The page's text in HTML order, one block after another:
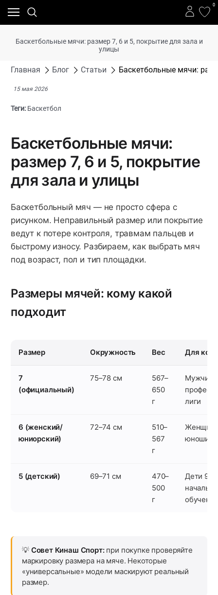
0
Баскетбольные мячи: размер 7, 6 и 5, покрытие для зала и
улицы
Главная Блог Статьи Баскетбольные мячи:
15 мая 2026
Теги: Баскетбол
Баскетбольные мячи:
размер 7, 6 и 5, покрытие
для зала и улицы
Баскетбольный мяч — не просто сфера с
рисунком. Неправильный размер или покрытие
ведут к потере контроля, травмам пальцев и
быстрому износу. Разбираем, как выбрать мяч
под возраст, пол и тип площадки.
Размеры мячей: кому какой
подходит
Размер Окружность Вес Для кого
7
(официальный)
75–78 см
567–
650
г
лиги
6 (женский/
юниорский)
72–74 см
510–
567
г
юноши
5 (детский) 69–71 см
470–
500
г
Дети
обучения
💡 Совет Кинаш Спорт:при покупке проверяйте
маркировку размера на мяче. Некоторые
«универсальные» модели маскируют реальный
размер.